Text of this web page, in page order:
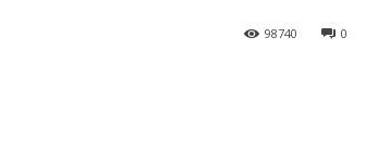
0
98740